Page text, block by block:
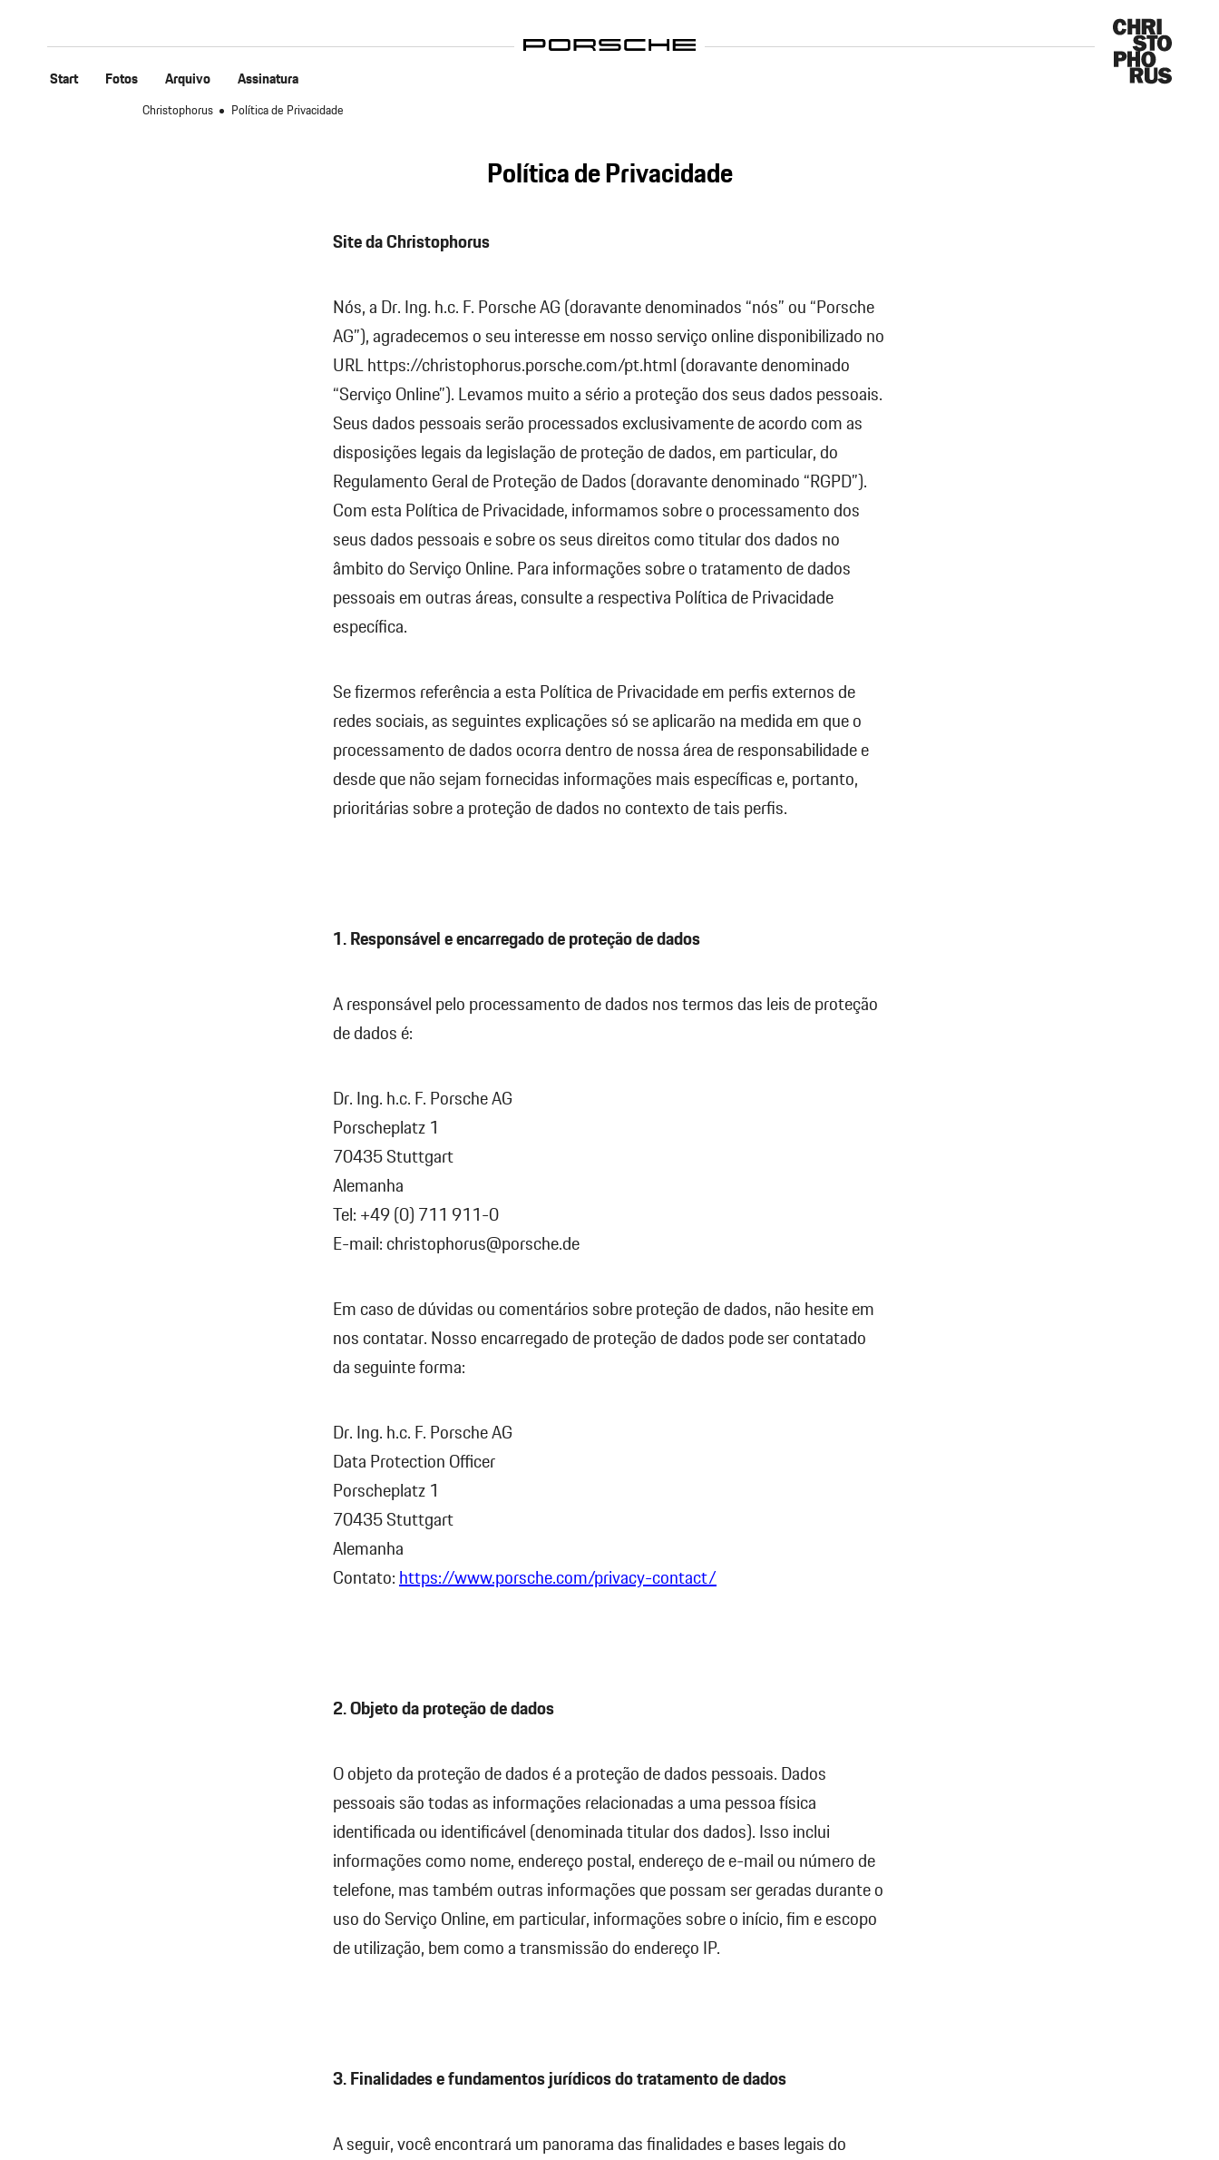
Start Fotos Arquivo Assinatura
Christophorus Política de Privacidade
Política de Privacidade
Site da Christophorus
Nós, a Dr. Ing. h.c. F. Porsche AG (doravante denominados “nós” ou “Porsche
AG”), agradecemos o seu interesse em nosso serviço online disponibilizado no
URL https://christophorus.porsche.com/pt.html (doravante denominado
“Serviço Online”). Levamos muito a sério a proteção dos seus dados pessoais.
Seus dados pessoais serão processados exclusivamente de acordo com as
disposições legais da legislação de proteção de dados, em particular, do
Regulamento Geral de Proteção de Dados (doravante denominado “RGPD”).
Com esta Política de Privacidade, informamos sobre o processamento dos
seus dados pessoais e sobre os seus direitos como titular dos dados no
âmbito do Serviço Online. Para informações sobre o tratamento de dados
pessoais em outras áreas, consulte a respectiva Política de Privacidade
específica.
Se fizermos referência a esta Política de Privacidade em perfis externos de
redes sociais, as seguintes explicações só se aplicarão na medida em que o
processamento de dados ocorra dentro de nossa área de responsabilidade e
desde que não sejam fornecidas informações mais específicas e, portanto,
prioritárias sobre a proteção de dados no contexto de tais perfis.
1. Responsável e encarregado de proteção de dados
A responsável pelo processamento de dados nos termos das leis de proteção
de dados é:
Dr. Ing. h.c. F. Porsche AG
Porscheplatz 1
70435 Stuttgart
Alemanha
Tel: +49 (0) 711 911-0
E-mail: christophorus@porsche.de
Em caso de dúvidas ou comentários sobre proteção de dados, não hesite em
nos contatar. Nosso encarregado de proteção de dados pode ser contatado
da seguinte forma:
Dr. Ing. h.c. F. Porsche AG
Data Protection Officer
Porscheplatz 1
70435 Stuttgart
Alemanha
Contato:https://www.porsche.com/privacy-contact/
2. Objeto da proteção de dados
O objeto da proteção de dados é a proteção de dados pessoais. Dados
pessoais são todas as informações relacionadas a uma pessoa física
identificada ou identificável (denominada titular dos dados). Isso inclui
informações como nome, endereço postal, endereço de e-mail ou número de
telefone, mas também outras informações que possam ser geradas durante o
uso do Serviço Online, em particular, informações sobre o início, fim e escopo
de utilização, bem como a transmissão do endereço IP.
3. Finalidades e fundamentos jurídicos do tratamento de dados
A seguir, você encontrará um panorama das finalidades e bases legais do